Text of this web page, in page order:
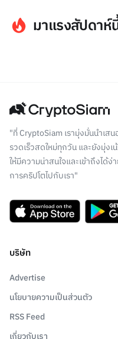
มาแรงสัปดาห์
"ที่ CryptoSiam เรามุ่งมั่นนำเส
รวดเร็วสดใหม่ทุกวัน และยังมุ่งเ
ให้มีความน่าสนใจและเข้าถึงได้
การคริปโตไปกับเรา"
บริษัท
Advertise
นโยบายความเป็นส่วนตัว
RSS Feed
เกี่ยวกับเรา